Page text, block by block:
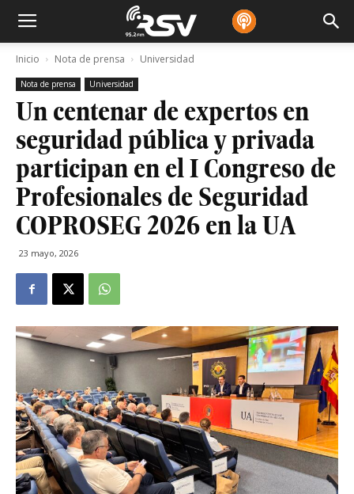
Inicio Nota de prensa Universidad
Nota de prensa Universidad
Un centenar de expertos en
seguridad pública y privada
participan en el I Congreso de
Profesionales de Seguridad
COPROSEG 2026 en la UA
23 mayo, 2026